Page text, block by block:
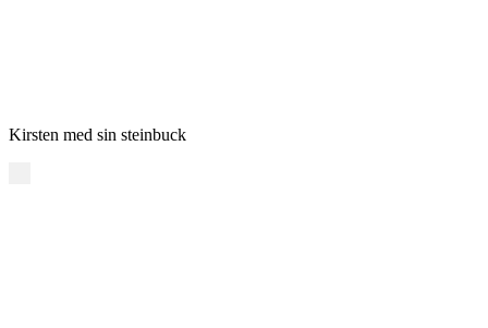
Kirsten med sin steinbuck